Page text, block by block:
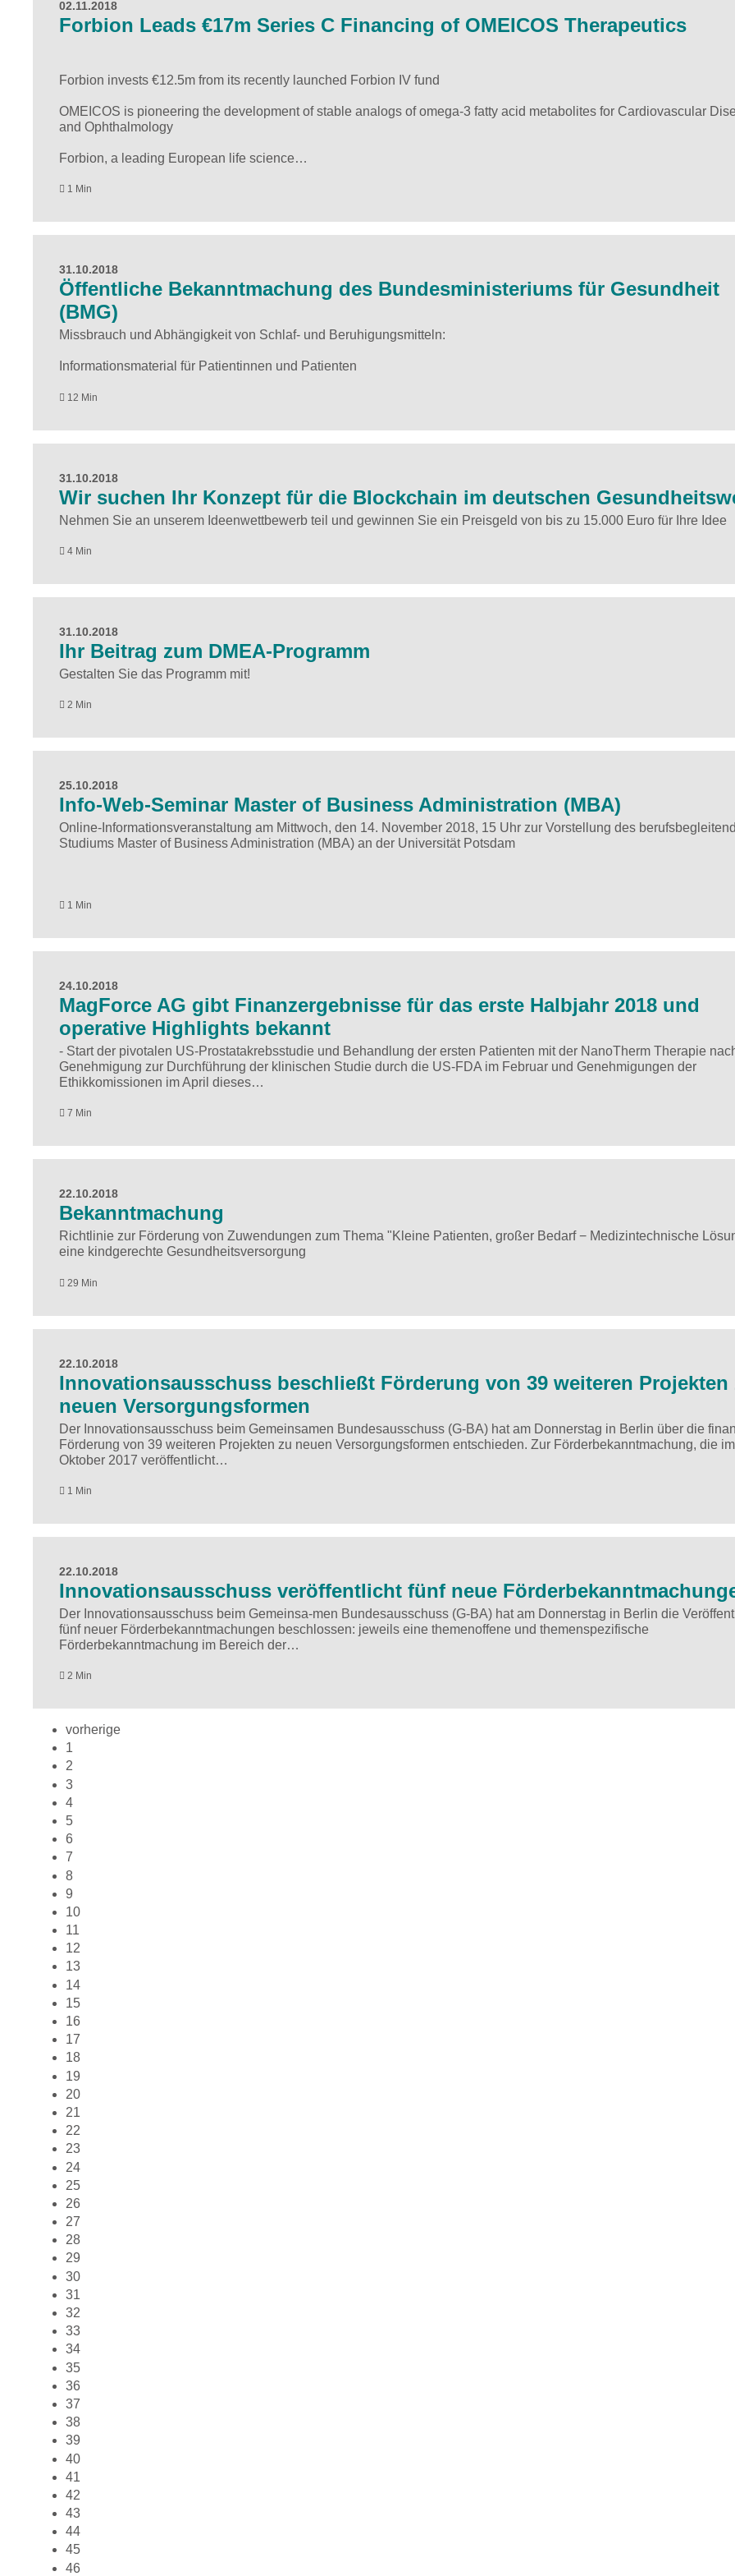
02.11.2018
Forbion Leads €17m Series C Financing of OMEICOS Therapeutics
Forbion invests €12.5m from its recently launched Forbion IV fund
OMEICOS is pioneering the development of stable analogs of omega-3 fatty acid metabolites for Cardiovascular
and Ophthalmology
Forbion, a leading European life science…
1 Min
31.10.2018
Öffentliche Bekanntmachung des Bundesministeriums für Gesundheit
(BMG)
Missbrauch und Abhängigkeit von Schlaf- und Beruhigungsmitteln:
Informationsmaterial für Patientinnen und Patienten
12 Min
31.10.2018
Wir suchen Ihr Konzept für die Blockchain im deutschen
Nehmen Sie an unserem Ideenwettbewerb teil und gewinnen Sie ein Preisgeld von bis zu 15.000 Euro für Ihre Idee
4 Min
31.10.2018
Ihr Beitrag zum DMEA-Programm
Gestalten Sie das Programm mit!
2 Min
25.10.2018
Info-Web-Seminar Master of Business Administration (MBA)
Online-Informationsveranstaltung am Mittwoch, den 14. November 2018, 15 Uhr zur Vorstellung des
Studiums Master of Business Administration (MBA) an der Universität Potsdam
1 Min
24.10.2018
MagForce AG gibt Finanzergebnisse für das erste Halbjahr 2018 und
operative Highlights bekannt
- Start der pivotalen US-Prostatakrebsstudie und Behandlung der ersten Patienten mit der NanoTherm Therapie
Genehmigung zur Durchführung der klinischen Studie durch die US-FDA im Februar und Genehmigungen der
Ethikkomissionen im April dieses…
7 Min
22.10.2018
Bekanntmachung
Richtlinie zur Förderung von Zuwendungen zum Thema "Kleine Patienten, großer Bedarf − Medizintechnische
eine kindgerechte Gesundheitsversorgung
29 Min
22.10.2018
Innovationsausschuss beschließt Förderung von 39 weiteren Projekten
neuen Versorgungsformen
Der Innovationsausschuss beim Gemeinsamen Bundesausschuss (G-BA) hat am Donnerstag in Berlin über die
Förderung von 39 weiteren Projekten zu neuen Versorgungsformen entschieden. Zur Förderbekanntmachung, die im
Oktober 2017 veröffentlicht…
1 Min
22.10.2018
Innovationsausschuss veröffentlicht fünf neue
Der Innovationsausschuss beim Gemeinsa-men Bundesausschuss (G-BA) hat am Donnerstag in Berlin die
fünf neuer Förderbekanntmachungen beschlossen: jeweils eine themenoffene und themenspezifische
Förderbekanntmachung im Bereich der…
2 Min
vorherige
1
2
3
4
5
6
7
8
9
10
11
12
13
14
15
16
17
18
19
20
21
22
23
24
25
26
27
28
29
30
31
32
33
34
35
36
37
38
39
40
41
42
43
44
45
46